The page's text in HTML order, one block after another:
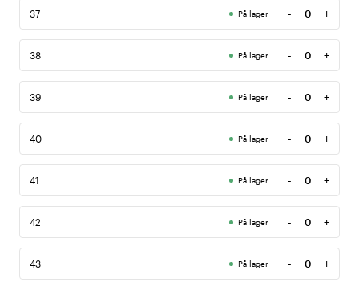
37 På lager -
Antall
+
38 På lager -
Antall
+
39 På lager -
Antall
+
40 På lager -
Antall
+
41 På lager -
Antall
+
42 På lager -
Antall
+
43 På lager -
Antall
+